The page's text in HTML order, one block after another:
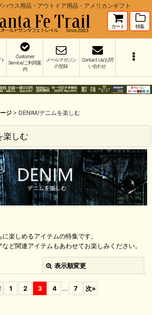
ハウス用品・アウトドア用品・アメリカンギフト
カート 特集
Customer
Service/ご利用案
内
メールマガジン
の登録
Contact Us/お問
い合わせ
ジ > DENIM/デニムを楽しむ
楽しむ
楽しめるアイテムの特集です。
ど関連アイテムもあわせてお楽しみください。
表示順変更
1 2 3 4 ... 7 次»